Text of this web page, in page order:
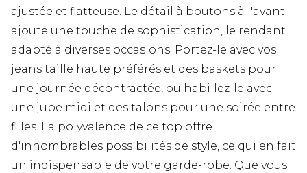
ajustée et flatteuse. Le détail à boutons à l'avant
ajoute une touche de sophistication, le rendant
adapté à diverses occasions. Portez-le avec vos
jeans taille haute préférés et des baskets pour
une journée décontractée, ou habillez-le avec
une jupe midi et des talons pour une soirée entre
filles. La polyvalence de ce top offre
d'innombrables possibilités de style, ce qui en fait
un indispensable de votre garde-robe. Que vous